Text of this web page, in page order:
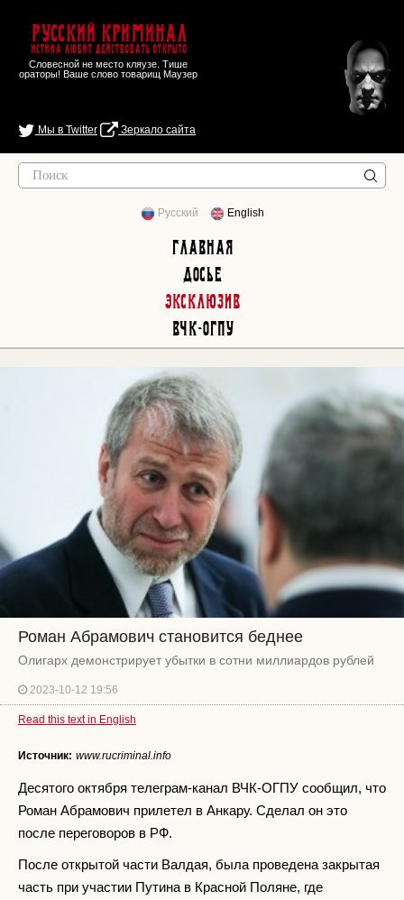
Русский Криминал
Истина любит действовать открыто
Словесной не место кляузе. Тише
ораторы! Ваше слово товарищ Маузер
Мы в Twitter Зеркало сайта
Русский English
Главная
Досье
Эксклюзив
ВЧК-ОГПУ
Роман Абрамович становится беднее
Олигарх демонстрирует убытки в сотни миллиардов рублей
2023-10-12 19:56
Read this text in English
Источник: www.rucriminal.info
Десятого октября телеграм-канал ВЧК-ОГПУ сообщил, что
Роман Абрамович прилетел в Анкару. Сделал он это
после переговоров в РФ.
После открытой части Валдая, была проведена закрытая
часть при участии Путина в Красной Поляне, где